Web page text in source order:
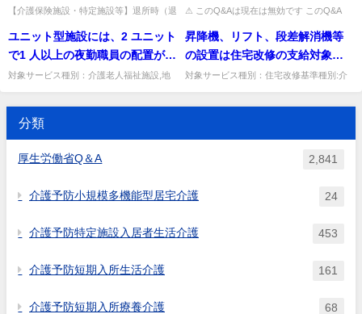
機関に入退院を繰り返す場合に
【介護保険施設・特定施設等】退所時（退
入退院を繰り返す場合も算定できるか。同
一月の再入院は不可、翌月で...
のか。
⚠ このQ&Aは現在は無効です このQ&A
となっています（処遇改善加算など、要件
が変更さ...
ユニット型施設には、2 ユニット
で1 人以上の夜勤職員の配置が義
務付けられているが、当該施設
が従来型とユニット型の併設施
う。）であったり、そのユニッ
合、どのように配置すればよい
対象サービス種別：介護老人福祉施設,地
ト数が奇数の場合」質問ユニ...
昇降機、リフト、段差解消機等
の設置は住宅改修の支給対象と
なるか。
対象サービス種別：住宅改修基準種別:介
分類
厚生労働省Q＆A 2,841
介護予防小規模多機能型居宅介護 24
介護予防特定施設入居者生活介護 453
介護予防短期入所生活介護 161
介護予防短期入所療養介護 68